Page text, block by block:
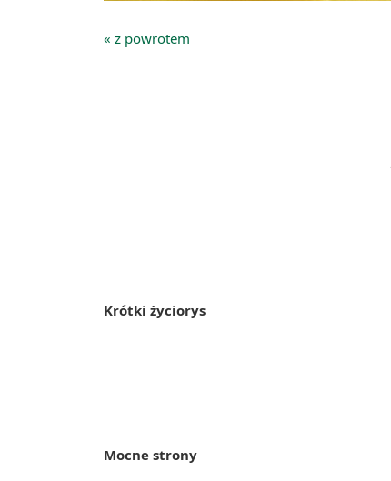
« z powrotem
Krótki życiorys
Mocne strony